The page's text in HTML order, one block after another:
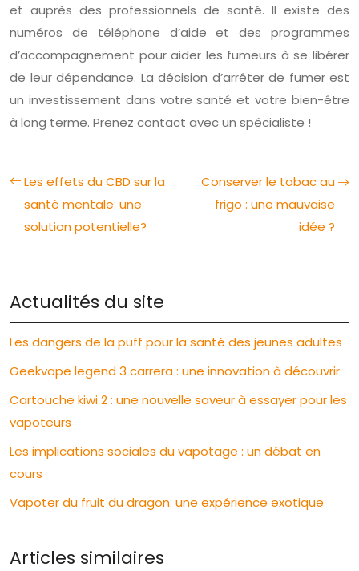
et auprès des professionnels de santé. Il existe des
numéros de téléphone d’aide et des programmes
d’accompagnement pour aider les fumeurs à se libérer
de leur dépendance. La décision d’arrêter de fumer est
un investissement dans votre santé et votre bien-être
à long terme. Prenez contact avec un spécialiste !
Les effets du CBD sur la
santé mentale: une
solution potentielle?
Conserver le tabac au
frigo : une mauvaise
idée ?
Actualités du site
Les dangers de la puff pour la santé des jeunes adultes
Geekvape legend 3 carrera : une innovation à découvrir
Cartouche kiwi 2 : une nouvelle saveur à essayer pour les
vapoteurs
Les implications sociales du vapotage : un débat en
cours
Vapoter du fruit du dragon: une expérience exotique
Articles similaires